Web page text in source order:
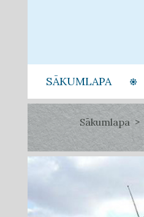
SĀKUMLAPA
Sākumlapa